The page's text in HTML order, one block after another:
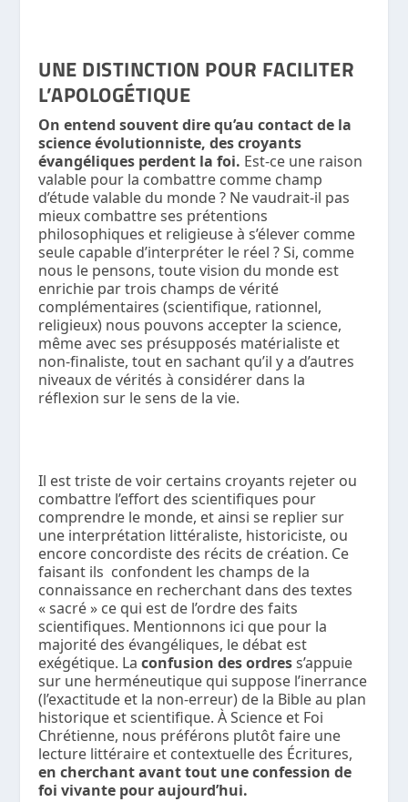
UNE DISTINCTION POUR FACILITER
L’APOLOGÉTIQUE
On entend souvent dire qu’au contact de la
science évolutionniste, des croyants
évangéliques perdent la foi. Est-ce une raison
valable pour la combattre comme champ
d’étude valable du monde ? Ne vaudrait-il pas
mieux combattre ses prétentions
philosophiques et religieuse à s’élever comme
seule capable d’interpréter le réel ? Si, comme
nous le pensons, toute vision du monde est
enrichie par trois champs de vérité
complémentaires (scientifique, rationnel,
religieux) nous pouvons accepter la science,
même avec ses présupposés matérialiste et
non-finaliste, tout en sachant qu’il y a d’autres
niveaux de vérités à considérer dans la
réflexion sur le sens de la vie.
Il est triste de voir certains croyants rejeter ou
combattre l’effort des scientifiques pour
comprendre le monde, et ainsi se replier sur
une interprétation littéraliste, historiciste, ou
encore concordiste des récits de création. Ce
faisant ils confondent les champs de la
connaissance en recherchant dans des textes
« sacré » ce qui est de l’ordre des faits
scientifiques. Mentionnons ici que pour la
majorité des évangéliques, le débat est
exégétique. Laconfusion des ordress’appuie
sur une herméneutique qui suppose l’inerrance
(l’exactitude et la non-erreur) de la Bible au plan
historique et scientifique. À Science et Foi
Chrétienne, nous préférons plutôt faire une
lecture littéraire et contextuelle des Écritures,
en cherchant avant tout une confession de
foi vivante pour aujourd’hui.